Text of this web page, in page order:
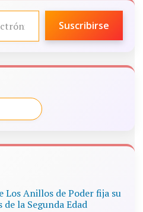
Suscribirse
Los Anillos de Poder fija su
la Segunda Edad